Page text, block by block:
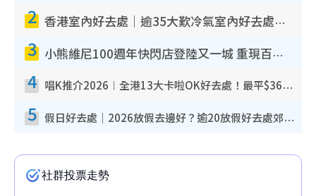
2 香港室內好去處｜逾35大歎冷氣室內好去處推介 室內活動免費避雨無懼落雨
3 小熊維尼100週年快閃店登陸又一城 重現百畝森林經典場景／獨家限定盲盒登場／專屬DIY香水
4 唱K推介2026︱全港13大卡啦OK好去處！最平$36起 日文K都有！(附地址+收費詳情)
5 假日好去處｜2026放假去邊好？逾20放假好去處郊外/秘景 休閒半日或一日遊